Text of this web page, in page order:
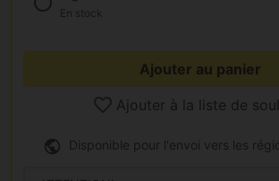
En stock
Ajouter au panier
Ajouter à la liste de
Disponible pour l'envoi vers les